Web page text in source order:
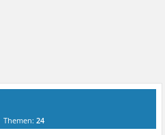
Themen:24